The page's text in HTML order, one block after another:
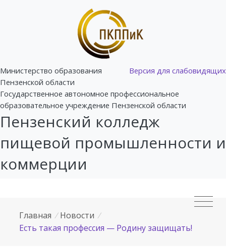
Версия для слабовидящих
Министерство образования
Пензенской области
Государственное автономное профессиональное
образовательное учреждение Пензенской области
Пензенский колледж
пищевой промышленности и
коммерции
Главная / Новости /
Есть такая профессия — Родину защищать!